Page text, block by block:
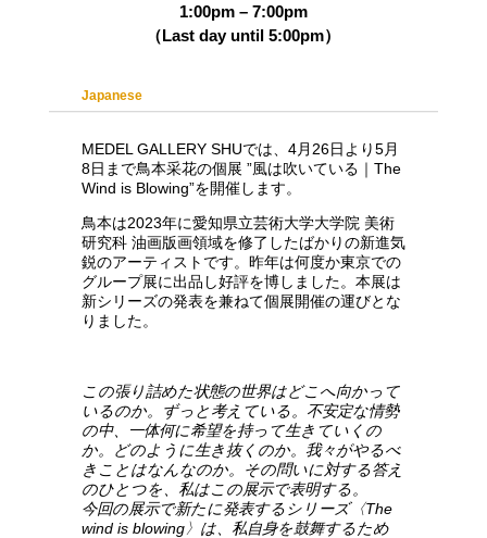
1:00pm – 7:00pm
（Last day until 5:00pm）
Japanese
MEDEL GALLERY SHUでは、4月26日より5月
8日まで鳥本采花の個展 ”風は吹いている｜The
Wind is Blowing”を開催します。
鳥本は2023年に愛知県立芸術大学大学院 美術
研究科 油画版画領域を修了したばかりの新進気
鋭のアーティストです。昨年は何度か東京での
グループ展に出品し好評を博しました。本展は
新シリーズの発表を兼ねて個展開催の運びとな
りました。
この張り詰めた状態の世界はどこへ向かって
いるのか。ずっと考えている。不安定な情勢
の中、一体何に希望を持って生きていくの
か。どのように生き抜くのか。我々がやるべ
きことはなんなのか。その問いに対する答え
のひとつを、私はこの展示で表明する。
今回の展示で新たに発表するシリーズ〈The
wind is blowing〉は、私自身を鼓舞するため